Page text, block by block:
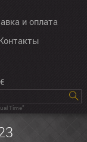
и оплата
€
Time”